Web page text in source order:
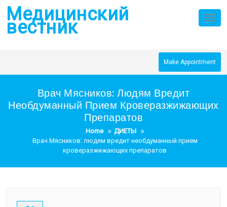
Skip
content
Медицинский
вестник
Make Appointment
Врач Мясников: Людям Вредит
Необдуманный Прием Кроверазжижающих
Препаратов
Home
ДИЕТЫ
Врач Мясников: людям вредит необдуманный прием
кроверазжижающих препаратов